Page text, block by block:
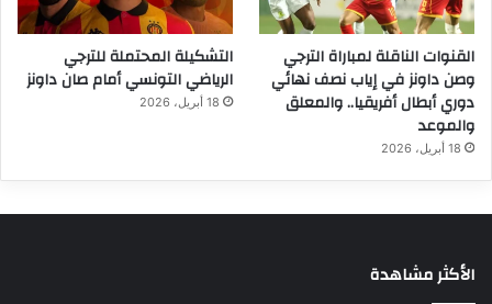
القنوات الناقلة لمباراة الترجي
وصن داونز في إياب نصف نهائي
دوري أبطال أفريقيا.. والمعلق
والموعد
18 أبريل، 2026
التشكيلة المحتملة للترجي
الرياضي التونسي أمام صان داونز
18 أبريل، 2026
الأكثر مشاهدة